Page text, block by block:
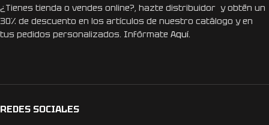
¿Tienes tienda o vendes online?, hazte distribuidor y obtén un
30% de descuento en los artículos de nuestro catálogo y en
tus pedidos personalizados. Infórmate Aquí.
REDES SOCIALES